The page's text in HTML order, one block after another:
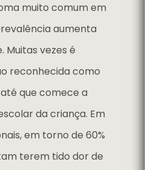
muito comum em
aumenta
Muitas vezes é
reconhecida como
que comece a
da criança. Em
em torno de 60%
terem tido dor de